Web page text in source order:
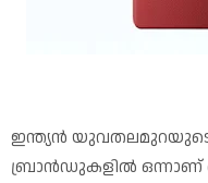
ഇന്ത്യൻ യുവതലമുറയുടെ
ബ്രാൻഡുകളിൽ